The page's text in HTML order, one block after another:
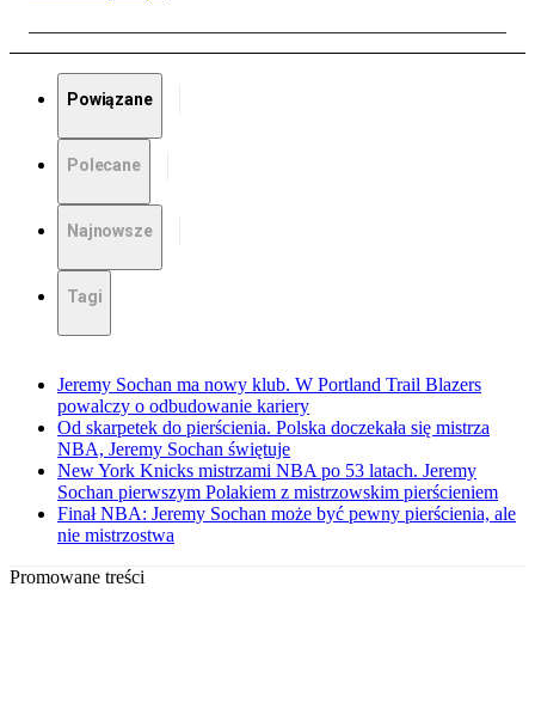
Powiązane
Polecane
Najnowsze
Tagi
Jeremy Sochan ma nowy klub. W Portland Trail Blazers
powalczy o odbudowanie kariery
Od skarpetek do pierścienia. Polska doczekała się mistrza
NBA, Jeremy Sochan świętuje
New York Knicks mistrzami NBA po 53 latach. Jeremy
Sochan pierwszym Polakiem z mistrzowskim pierścieniem
Finał NBA: Jeremy Sochan może być pewny pierścienia, ale
nie mistrzostwa
Promowane treści